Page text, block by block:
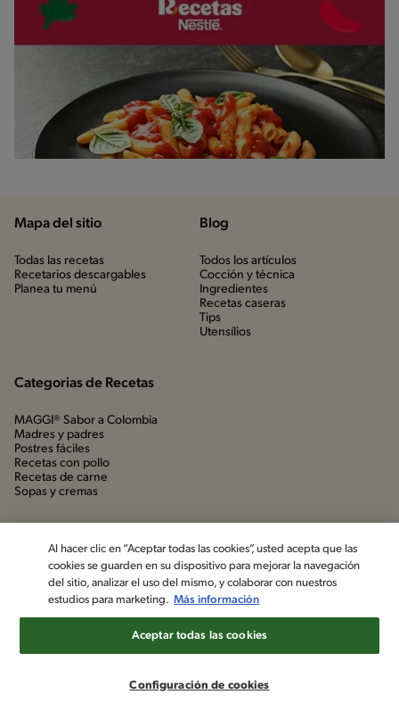
Mapa del sitio
Todas las recetas
Recetarios descargables
Planea tu menú
Blog
Todos los artículos
Cocción y técnica
Ingredientes
Recetas caseras
Tips
Utensílios
Categorias de Recetas
MAGGI® Sabor a Colombia
Madres y padres
Postres fáciles
Recetas con pollo
Recetas de carne
Sopas y cremas
©2022, Nestlé. Marcas registradas por Société dels Produits Nestlé,
Al hacer clic en “Aceptar todas las cookies”, usted acepta que las
cookies se guarden en su dispositivo para mejorar la navegación
del sitio, analizar el uso del mismo, y colaborar con nuestros
estudios para marketing. Más información
Configuración de cookies
Aceptar todas las cookies